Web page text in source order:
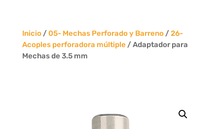
Inicio/ 05- Mechas Perforado y Barreno/ 26-
Acoples perforadora múltiple / Adaptador para
Mechas de 3.5 mm